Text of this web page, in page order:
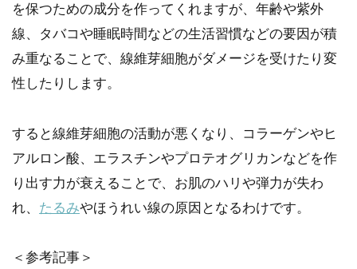
を保つための成分を作ってくれますが、年齢や紫外
線、タバコや睡眠時間などの生活習慣などの要因が積
み重なることで、線維芽細胞がダメージを受けたり変
性したりします。
すると線維芽細胞の活動が悪くなり、コラーゲンやヒ
アルロン酸、エラスチンやプロテオグリカンなどを作
り出す力が衰えることで、お肌のハリや弾力が失わ
れ、 たるみやほうれい線の原因となるわけです。
＜参考記事＞